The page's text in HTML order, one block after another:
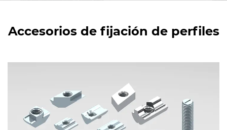
Accesorios de fijación de perfiles